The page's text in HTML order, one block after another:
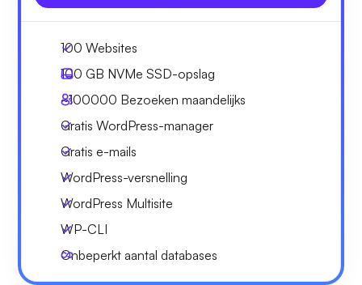
100 Websites
100 GB NVMe SSD-opslag
~100000 Bezoeken maandelijks
Gratis WordPress-manager
Gratis e-mails
WordPress-versnelling
WordPress Multisite
WP-CLI
Onbeperkt aantal databases